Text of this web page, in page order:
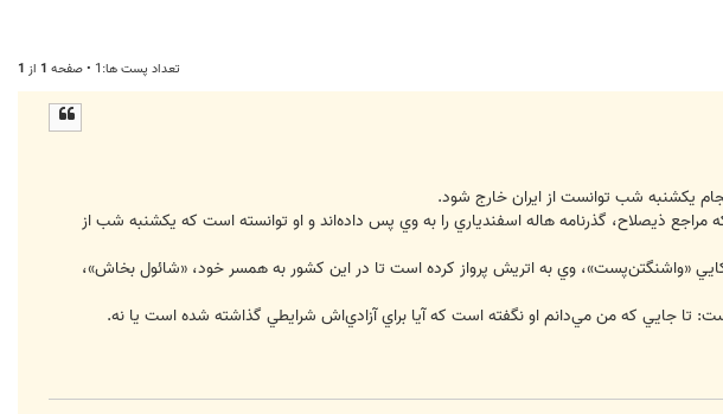
تعداد پست ها:1 • صفحه 1 از 1
يکشنبه شب توانست از ايران خارج شود.
ذيصلاح، گذرنامه هاله اسفندياري را به وي پس داده‌اند و او توانسته است که يکشنبه شب از
«واشنگتن‌پست»، وي به اتريش پرواز کرده است تا در اين کشور به همسر خود، «شائول بخاش»،
تا جايي که من مي‌دانم او نگفته است که آيا براي آزادي‌اش شرايطي گذاشته شده است يا نه.